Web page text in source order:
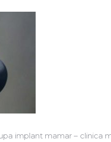
implant mamar – clinica